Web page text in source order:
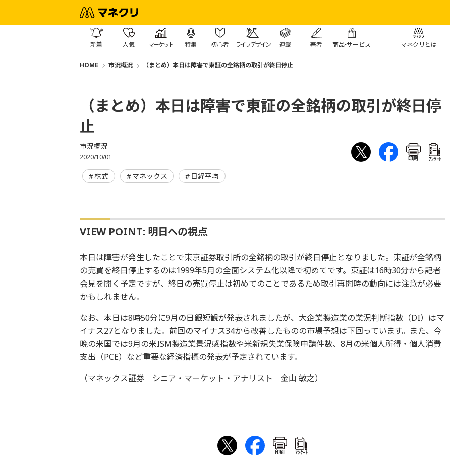
新着 人気 マーケット 特集 初心者 ライフデザイン 連載 著者 商品・サービス マネクリとは
HOME 市況概況 （まとめ）本日は障害で東証の全銘柄の取引が終日停止
（まとめ）本日は障害で東証の全銘柄の取引が終日停
止
市況概況
2020/10/01 印刷 ｱﾝｹｰﾄ
株式 マネックス 日経平均
VIEW POINT: 明日への視点
本日は障害が発生したことで東京証券取引所の全銘柄の取引が終日停止となりました。東証が全銘柄
の売買を終日停止するのは1999年5月の全面システム化以降で初めてです。東証は16時30分から記者
会見を開く予定ですが、終日の売買停止は初めてのことであるため取引再開時の動向には注意が必要
かもしれません。
なお、本日は8時50分に9月の日銀短観が発表されましたが、大企業製造業の業況判断指数（DI）はマ
イナス27となりました。前回のマイナス34から改善したものの市場予想は下回っています。また、今
晩の米国では9月の米ISM製造業景況感指数や米新規失業保険申請件数、8月の米個人所得・個人消費
支出（PCE）など重要な経済指標の発表が予定されています。
（マネックス証券 シニア・マーケット・アナリスト 金山 敏之）
印刷 ｱﾝｹｰﾄ